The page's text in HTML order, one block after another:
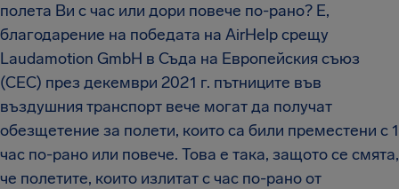
полета Ви с час или дори повече по-рано? Е,
благодарение на победата на AirHelp срещу
Laudamotion GmbH в Съда на Европейския съюз
(СЕС) през декември 2021 г. пътниците във
въздушния транспорт вече могат да получат
обезщетение за полети, които са били преместени с 1
час по-рано или повече. Това е така, защото се смята,
че полетите, които излитат с час по-рано от